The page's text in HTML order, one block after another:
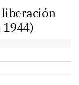
liberación
1944)